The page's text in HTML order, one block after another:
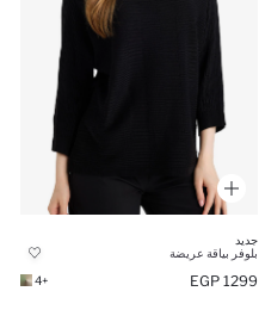
جديد
بلوفر بياقة عريضة
1299 EGP
+4